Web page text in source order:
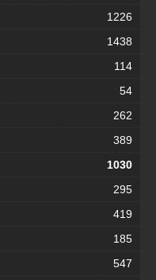
1226
1438
114
54
262
389
1030
295
419
185
547